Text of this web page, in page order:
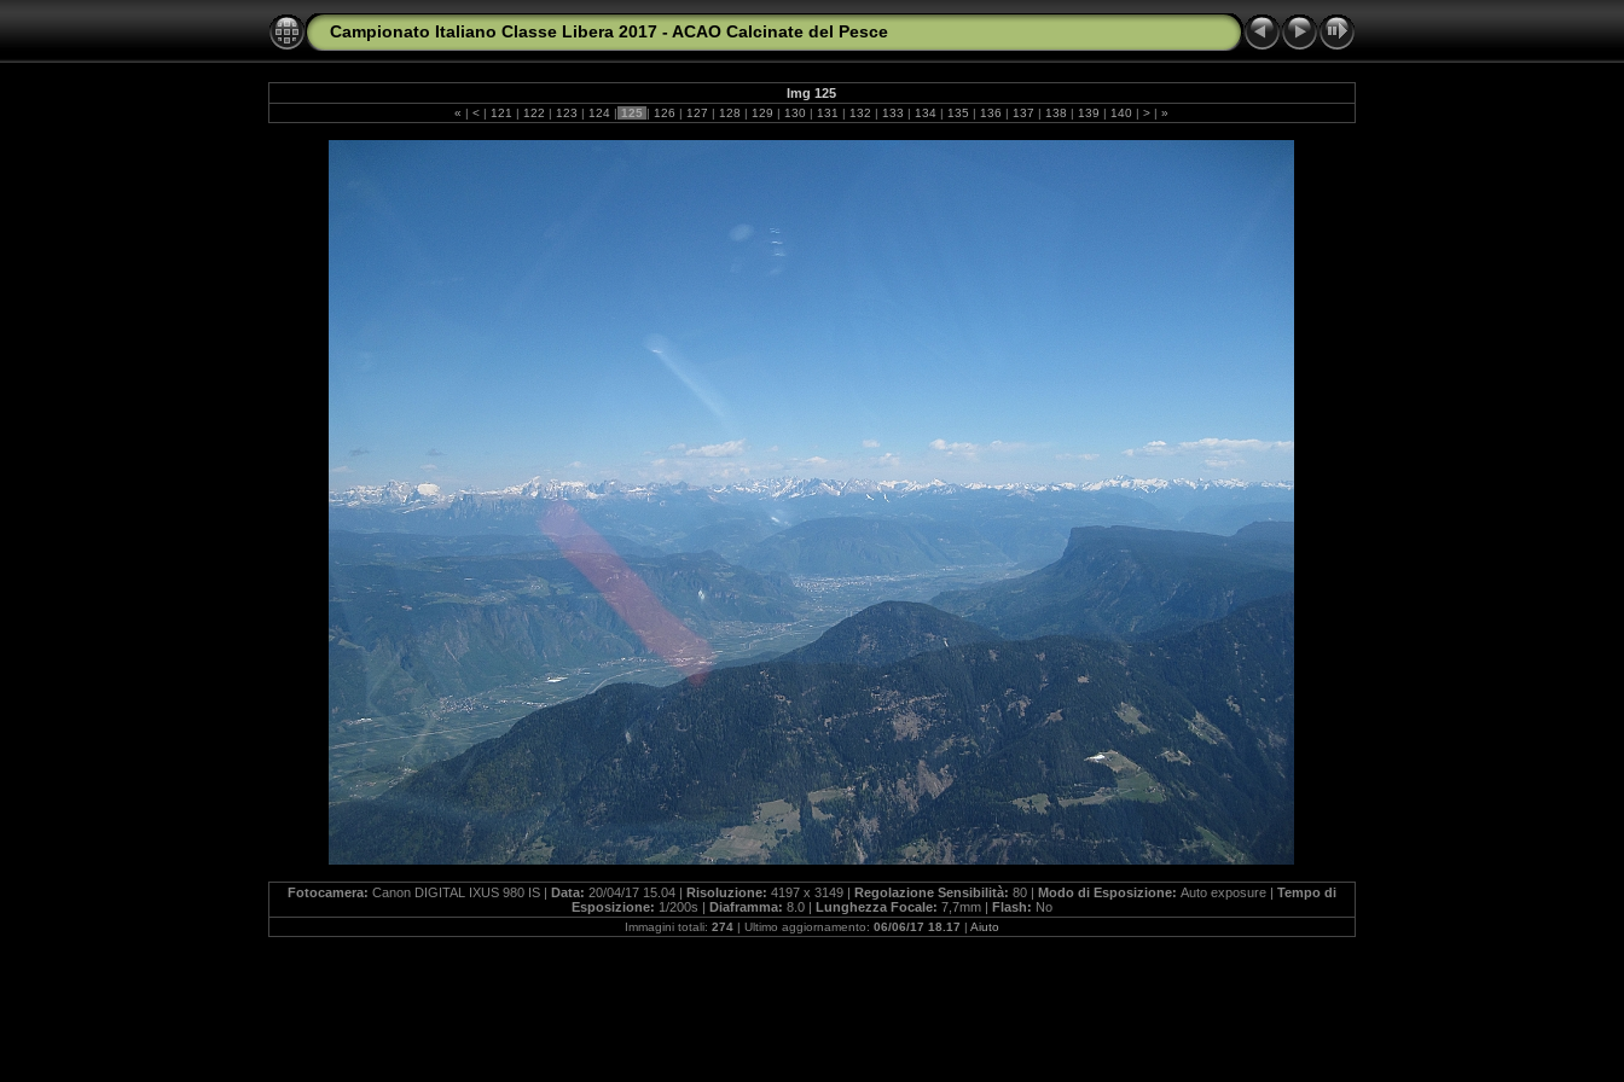
Campionato Italiano Classe Libera 2017 - ACAO Calcinate del Pesce
Img 125
« | < | 121 | 122 | 123 | 124 | 125 | 126 | 127 | 128 | 129 | 130 | 131 | 132 | 133 | 134 | 135 | 136 | 137 | 138 | 139 | 140 | > | »
Fotocamera: Canon DIGITAL IXUS 980 IS | Data: 20/04/17 15.04 | Risoluzione: 4197 x 3149 | Regolazione Sensibilità: 80 | Modo di Esposizione: Auto exposure | Tempo di
Esposizione: 1/200s | Diaframma: 8.0 | Lunghezza Focale: 7,7mm | Flash: No
Immagini totali: 274| Ultimo aggiornamento: 06/06/17 18.17 | Aiuto